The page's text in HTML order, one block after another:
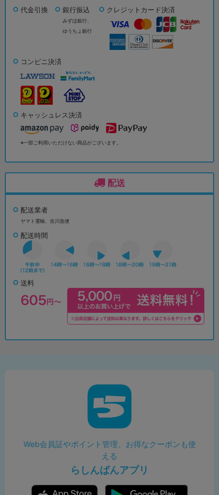
代金引換 銀行振込
みずほ銀行、
ゆうちょ銀行
クレジットカード決済
コンビニ決済
キャッシュレス決済
※一部ご利用いただけない商品がございます。
配送
配送業者
ヤマト運輸、佐川急便
配送時間
送料
Web会員証やポイント管理、お得なクーポンも使
える
らしんばんアプリ